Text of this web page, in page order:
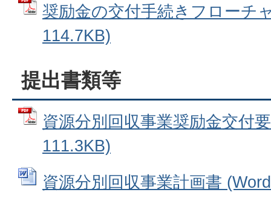
奨励金の交付手続きフローチ
114.7KB)
提出書類等
資源分別回収事業奨励金交付
111.3KB)
資源分別回収事業計画書